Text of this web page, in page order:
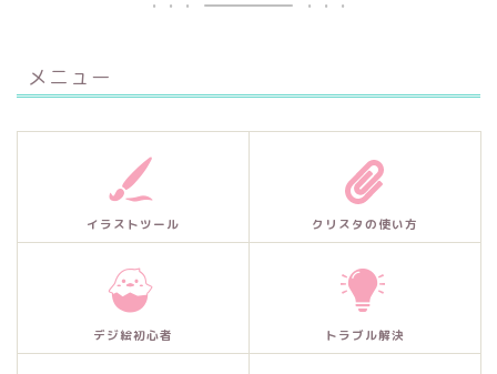
メニュー
イラストツール クリスタの使い方
デジ絵初心者 トラブル解決